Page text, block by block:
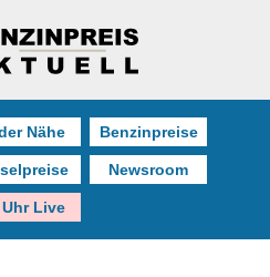
Nähe Benzinpreise
Newsroom
Uhr Live